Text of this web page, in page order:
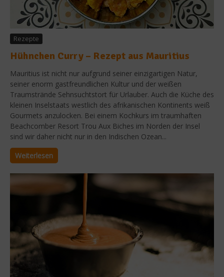
Rezepte
Hühnchen Curry – Rezept aus Mauritius
Mauritius ist nicht nur aufgrund seiner einzigartigen Natur,
seiner enorm gastfreundlichen Kultur und der weißen
Traumstrände Sehnsuchtstort für Urlauber. Auch die Küche des
kleinen Inselstaats westlich des afrikanischen Kontinents weiß
Gourmets anzulocken. Bei einem Kochkurs im traumhaften
Beachcomber Resort Trou Aux Biches im Norden der Insel
sind wir daher nicht nur in den Indischen Ozean...
Weiterlesen